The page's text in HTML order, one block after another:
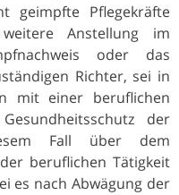
geimpfte Pflegekräfte
Anstellung im
oder das
Richter, sei in
mit einer beruflichen
der
Fall über dem
beruflichen Tätigkeit
es nach Abwägung der